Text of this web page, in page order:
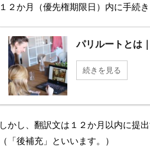
１２か月（優先権期限日）内に手続
パリルートとは
続きを見る
しかし、翻訳文は１２か月以内に提
（「後補充」といいます。）